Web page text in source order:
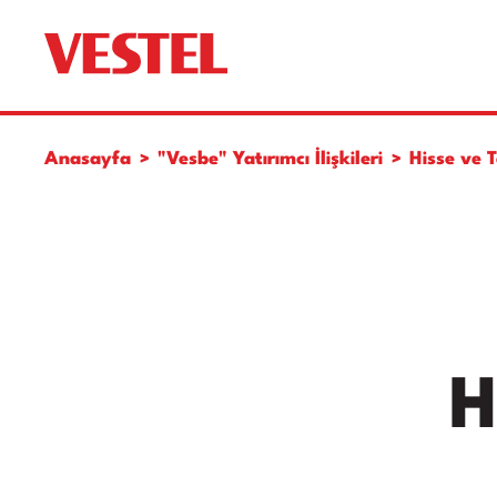
Anasayfa "Vesbe" Yatırımcı İlişkileri Hisse ve